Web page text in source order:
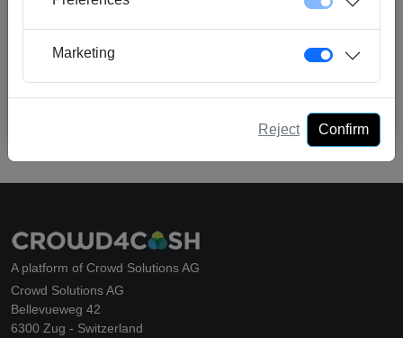
Senden
Hast du schon ein Konto? Hier anmelden
A platform of Crowd Solutions AG
Crowd Solutions AG
Bellevueweg 42
6300 Zug - Switzerland
Marketing
Reject Confirm